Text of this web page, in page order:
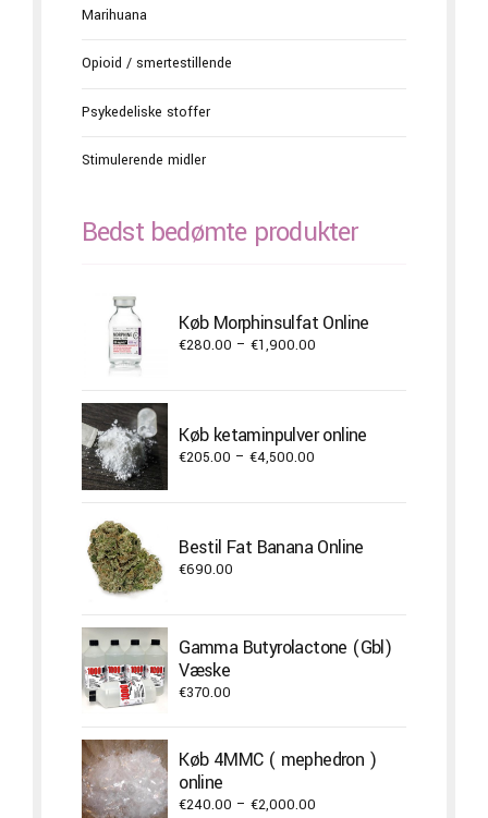
Marihuana
Opioid / smertestillende
Psykedeliske stoffer
Stimulerende midler
Bedst bedømte produkter
Køb Morphinsulfat Online
€280.00 – €1,900.00
€1,900.00
Køb ketaminpulver online
€205.00 – €4,500.00
€4,500.00
Bestil Fat Banana Online
€690.00
Gamma Butyrolactone (Gbl)
Væske
€370.00
Køb 4MMC ( mephedron )
online
€240.00 – €2,000.00